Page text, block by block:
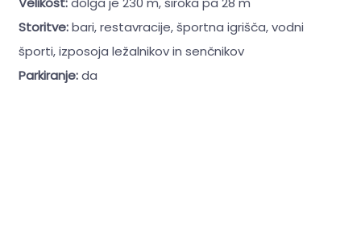
Storitve:bari, restavracije, športna igrišča, vodni
športi, izposoja ležalnikov in senčnikov
Parkiranje:da